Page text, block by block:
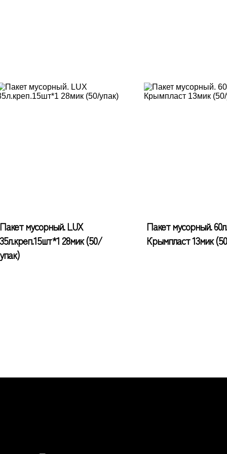
Пакет мусорный. LUX
35л.креп.15шт*1 28мик (50/
упак)
Пакет мусорный.
Крымпласт 13мик